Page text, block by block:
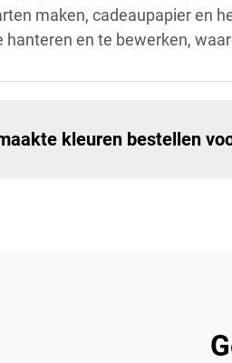
maken, cadeaupapier en
hanteren en te bewerken,
kleuren bestellen